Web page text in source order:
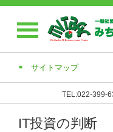
サイトマップ
TEL:022-399-
IT投資の判断